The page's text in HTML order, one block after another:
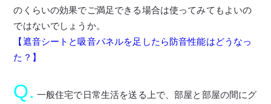
のくらいの効果でご満足できる場合は使ってみてもよいの
ではないでしょうか。
【遮音シートと吸音パネルを足したら防音性能はどうなっ
た？】
Q. 一般住宅で日常生活を送る上で、部屋と部屋の間にグ